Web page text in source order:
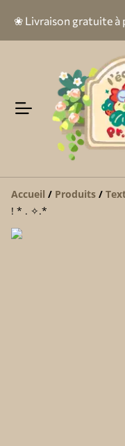
❀ Livraison gratuite à
Accueil / Produits /
! * . ✧.*